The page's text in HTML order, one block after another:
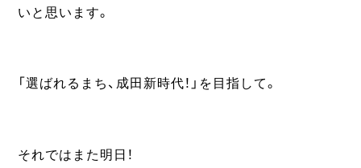
いと思います。
「選ばれるまち、成田新時代！」を目指して。
それではまた明日！